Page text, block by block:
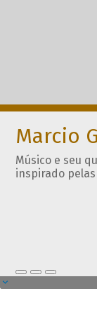
Marcio
Músico e seu
inspirado